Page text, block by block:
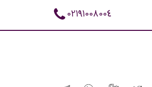
02191008004